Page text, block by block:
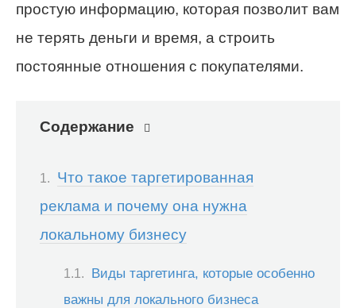
простую информацию, которая позволит вам
не терять деньги и время, а строить
постоянные отношения с покупателями.
Содержание
Что такое таргетированная
реклама и почему она нужна
локальному бизнесу
Виды таргетинга, которые особенно
важны для локального бизнеса